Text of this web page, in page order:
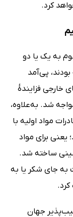
کرد.
به یک یا دو
پی‌آمد
خارجی فزایندۀ
شد. به‌علاوه،
مواد اولیه با
برای مواد
ساخته شد.
به جای شکر یا به
جهان